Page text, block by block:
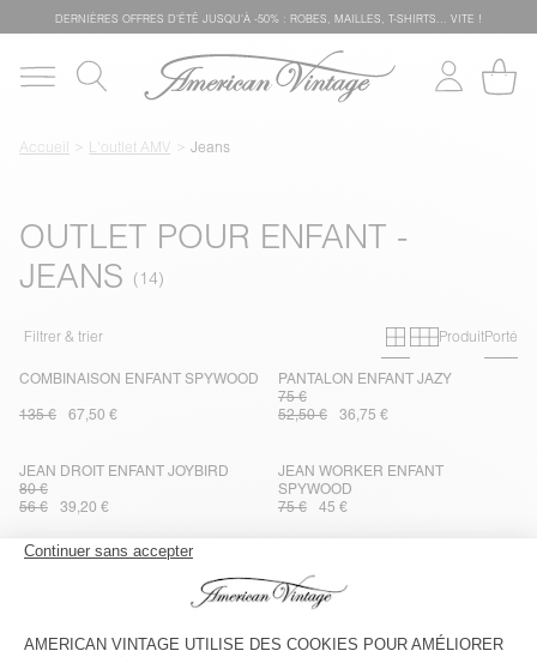
DERNIÈRES OFFRES D'ÉTÊ JUSQU'À -50% : ROBES, MAILLES, T-SHIRTS... VITE !
Accueil L'outlet AMV Jeans
OUTLET POUR ENFANT -
JEANS
Filtrer & trier Grille
Grille
ProduitPorté
COMBINAISON ENFANT SPYWOOD
135 € 67,50 €
PANTALON ENFANT JAZY
75 €
52,50 €
36,75 €
JEAN DROIT ENFANT JOYBIRD
80 €
56 €
39,20 €
JEAN WORKER ENFANT
SPYWOOD
75 €
45 €
COMBINAISON ENFANT JAZY
75 € 45 €